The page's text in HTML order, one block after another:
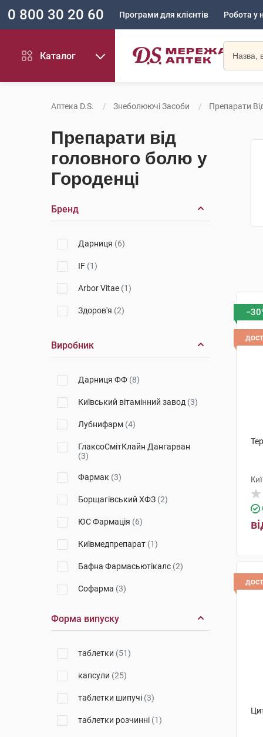
0 800 30 20 60 Програми для клієнтів Робота у
Каталог
Аптека D.S. Знеболюючі Засоби Препарати
Препарати від
головного болю у
Городенці
Бренд
Дарниця (6)
IF (1)
Arbor Vitae (1)
Здоров'я (2)
Виробник
Дарниця ФФ (8)
Київський вітамінний завод (3)
Лубнифарм (4)
ГлаксоСмітКлайн Дангарван
(3)
Фармак (3)
Борщагівський ХФЗ (2)
ЮС Фармація (6)
Київмедпрепарат (1)
Бафна Фармасьютікалс (2)
Софарма (3)
Джелтек Приват Лімітед(3)
Монфарм(1)
Евертоджен Лайф Саєнсиз
Рекітт Бенкізер Хелскер
Форма випуску
таблетки (51)
капсули (25)
таблетки шипучі (3)
таблетки розчинні (1)